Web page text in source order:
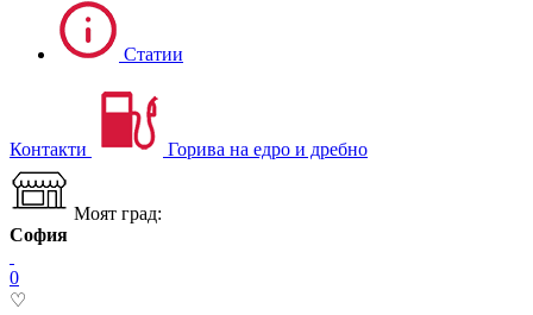
Статии
Контакти Горива на едро и дребно
Моят град:
София
0
♡